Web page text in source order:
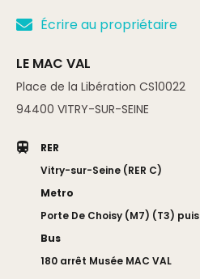
Écrire au propriétaire
LE MAC VAL
Place de la Libération CS10022
94400 VITRY-SUR-SEINE
RER
Vitry-sur-Seine (RER C)
Metro
Porte De Choisy (M7) (T3) puis
Bus
180 arrêt Musée MAC VAL